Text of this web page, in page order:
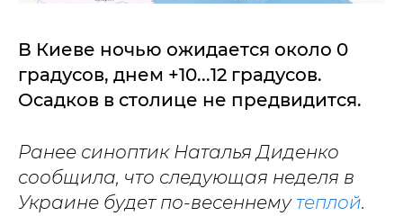
В Киеве ночью ожидается около 0
градусов, днем +10...12 градусов.
Осадков в столице не предвидится.
Ранее синоптик Наталья Диденко
сообщила, что следующая неделя в
Украине будет по-весеннему теплой.